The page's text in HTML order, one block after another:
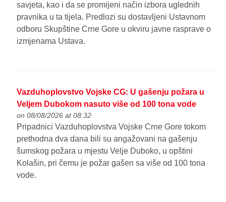
savjeta, kao i da se promijeni način izbora uglednih
pravnika u ta tijela. Predlozi su dostavljeni Ustavnom
odboru Skupštine Crne Gore u okviru javne rasprave o
izmjenama Ustava.
Vazduhoplovstvo Vojske CG: U gašenju požara u
Veljem Dubokom nasuto više od 100 tona vode
on 08/08/2026 at 08:32
Pripadnici Vazduhoplovstva Vojske Crne Gore tokom
prethodna dva dana bili su angažovani na gašenju
šumskog požara u mjestu Velje Duboko, u opštini
Kolašin, pri čemu je požar gašen sa više od 100 tona
vode.